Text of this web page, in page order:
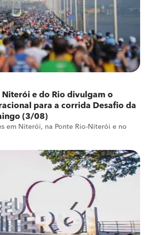
Niterói e do Rio divulgam o
para a corrida Desafio da
(3/08)
em Niterói, na Ponte Rio-Niterói e no